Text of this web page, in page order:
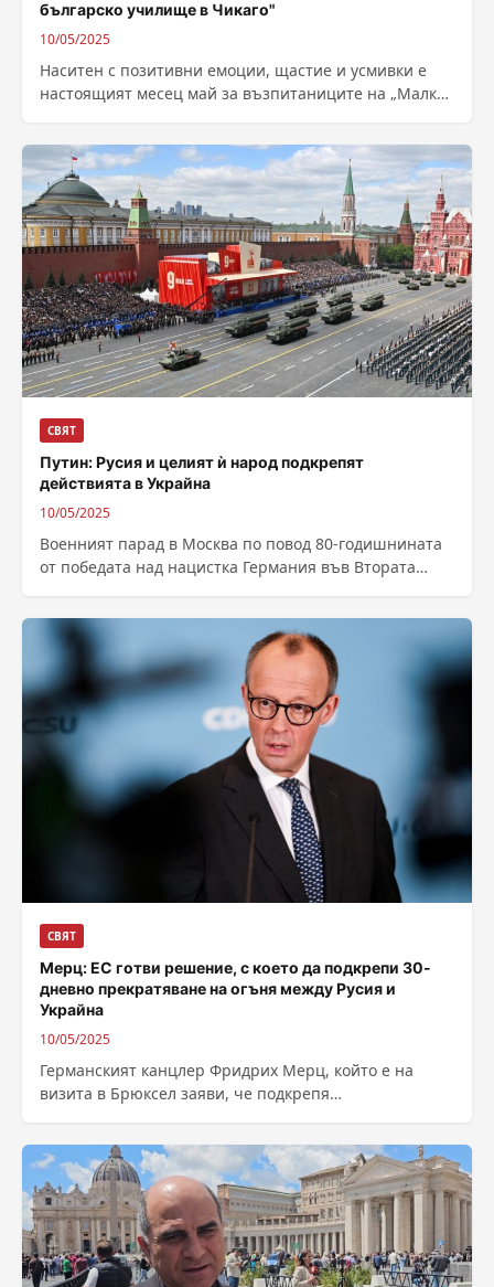
българско училище в Чикаго"
10/05/2025
Наситен с позитивни емоции, щастие и усмивки е
настоящият месец май за възпитаниците на „Малко
СВЯТ
Путин: Русия и целият ѝ народ подкрепят
действията в Украйна
10/05/2025
Военният парад в Москва по повод 80-годишнината
от победата над нацистка Германия във Втората
СВЯТ
Мерц: ЕС готви решение, с което да подкрепи 30-
дневно прекратяване на огъня между Русия и
Украйна
10/05/2025
Германският канцлер Фридрих Мерц, който е на
визита в Брюксел заяви, че подкрепя
Тръмп за...